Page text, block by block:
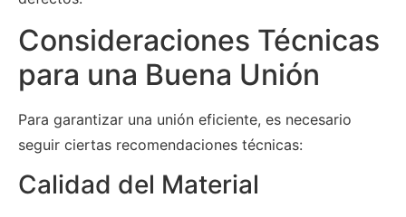
Consideraciones Técnicas
para una Buena Unión
Para garantizar una unión eficiente, es necesario
seguir ciertas recomendaciones técnicas:
Calidad del Material